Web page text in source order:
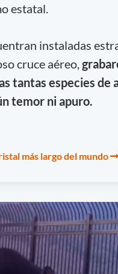
estatal.
instaladas
cruce aéreo,
tantas especies de
temor ni apuro.
más largo del mundo